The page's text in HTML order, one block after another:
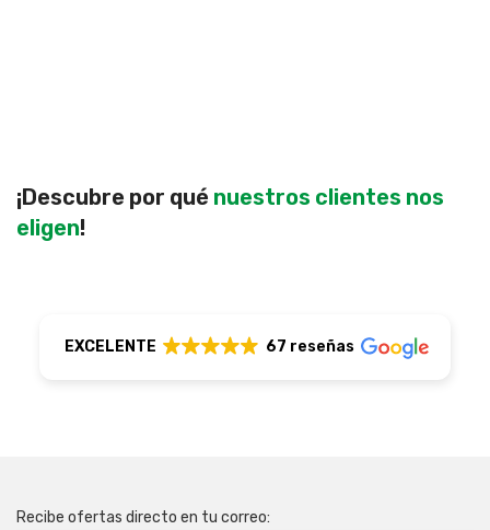
¡Descubre por qué nuestros clientes nos
eligen!
EXCELENTE 67 reseñas
Recibe ofertas directo en tu correo: